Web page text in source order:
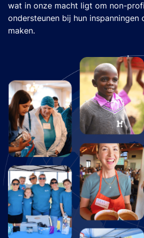
wat in onze macht ligt om non-
ondersteunen bij hun inspanningen
maken.